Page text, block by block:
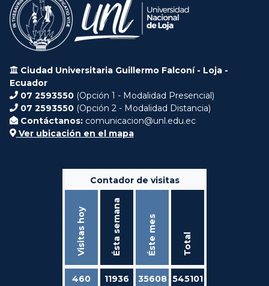
Ciudad Universitaria Guillermo Falconí - Loja -
Ecuador
07 2593550 (Opción 1 - Modalidad Presencial)
07 2593550 (Opción 2 - Modalidad Distancia)
Contáctanos: comunicacion@unl.edu.ec
Ver ubicación en el mapa
Contador de visitas
Visitas hoy Ésta semana Éste mes Total
460 11936 35608 545101